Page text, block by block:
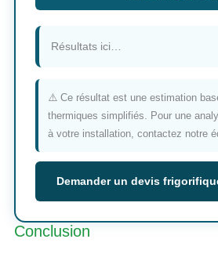
Résultats ici…
⚠️ Ce résultat est une estimation
thermiques simplifiés. Pour une
à votre installation, contactez notre
Demander un devis
Conclusion